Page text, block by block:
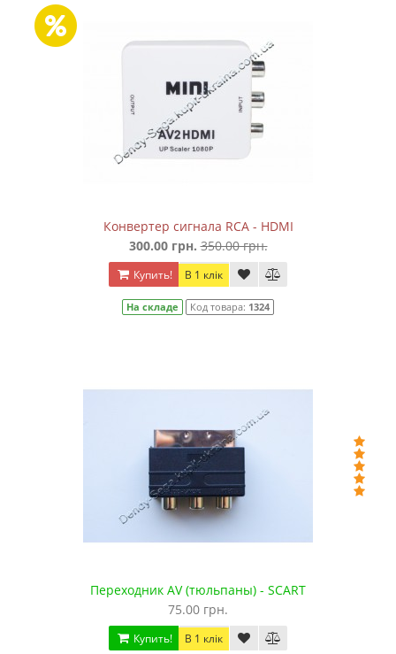
Конвертер сигнала RCA - HDMI
300.00 грн. 350.00 грн.
Купить! В 1 клік
На складе Код товара: 1324
Переходник AV (тюльпаны) - SCART
75.00 грн.
Купить! В 1 клік